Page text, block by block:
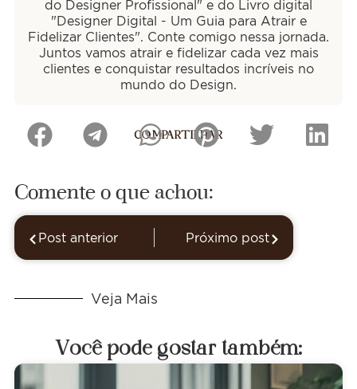
do Designer Profissional" e do Livro digital
"Designer Digital - Um Guia para Atrair e
Fidelizar Clientes". Conte comigo nessa jornada.
Juntos vamos atrair e fidelizar cada vez mais
clientes e conquistar resultados incríveis no
mundo do Design.
COMPARTILHAR
Comente o que achou:
Post anterior Próximo post
Veja Mais
Você pode gostar também: